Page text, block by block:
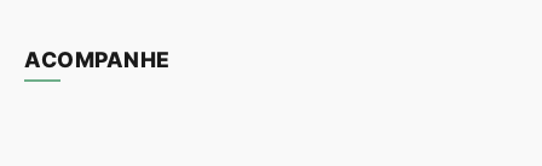
ACOMPANHE